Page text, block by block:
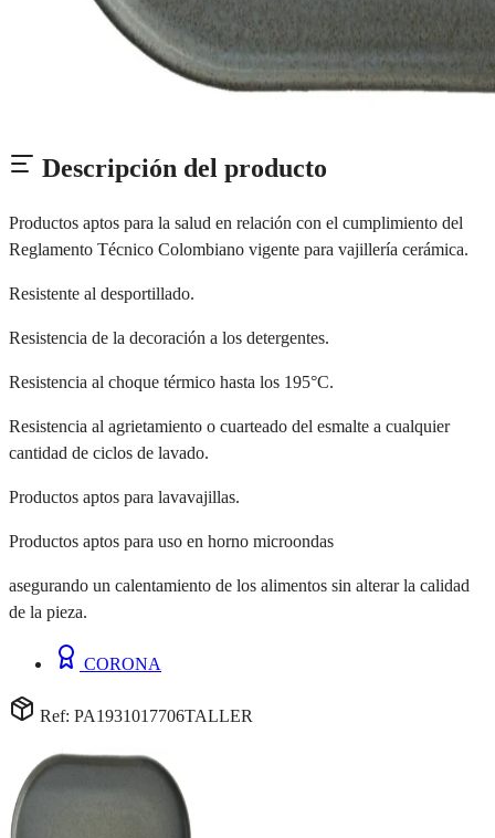
Descripción del producto
Productos aptos para la salud en relación con el cumplimiento del
Reglamento Técnico Colombiano vigente para vajillería cerámica.
Resistente al desportillado.
Resistencia de la decoración a los detergentes.
Resistencia al choque térmico hasta los 195°C.
Resistencia al agrietamiento o cuarteado del esmalte a cualquier
cantidad de ciclos de lavado.
Productos aptos para lavavajillas.
Productos aptos para uso en horno microondas
asegurando un calentamiento de los alimentos sin alterar la calidad
de la pieza.
CORONA
Ref: PA1931017706TALLER